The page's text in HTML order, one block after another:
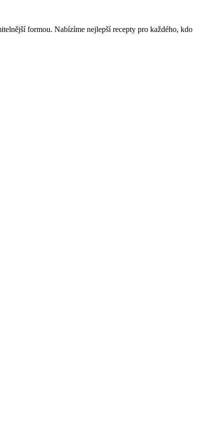
formou. Nabízíme nejlepší recepty pro každého, kdo